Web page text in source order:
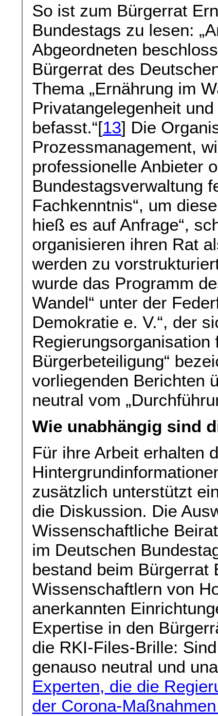
So ist zum Bürgerrat
Bundestags zu lesen:
Abgeordneten
Bürgerrat des
Thema „Ernährung im
Privatangelegenheit
befasst.“[13] Die
Prozessmanagement,
professionelle Anbieter
Bundestagsverwaltung
Fachkenntnis“, um
hieß es auf Anfrage“,
organisieren ihren Rat
werden zu
wurde das Programm
Wandel“ unter der
Demokratie e. V.“, der
Bürgerbeteiligung“
vorliegenden Berichten
neutral vom
Wie unabhängig sind
Für ihre Arbeit erhalten
zusätzlich unterstützt
die Diskussion. Die
Wissenschaftliche
im Deutschen
bestand beim Bürgerrat
Wissenschaftlern von
anerkannten
Expertise in den
die RKI-Files-Brille:
genauso neutral und
Experten, die die
der Corona-